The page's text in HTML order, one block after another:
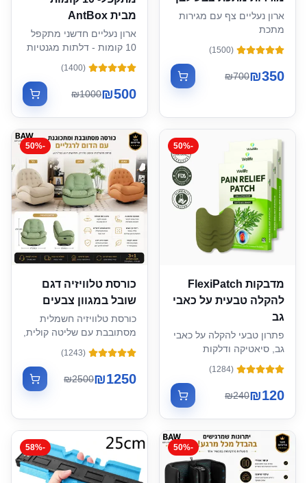
ארון נעליים צף עם מגירות
מתכת
(
1500
)
₪350
₪700
מבית AntBox
ארון נעליים חדשני מתקפל
10 קומות - דלתות מגנטיות
מחזיק 90 ק"ג
(
1400
)
₪500
₪1000
-
50%
מדבקות FlexiPatch
להקלה טבעית על כאבי
גב
פתרון טבעי להקלה על כאבי
גב, סיאטיקה ודלקות
במפרקי עמוד השדרה – ללא
משחות, ללא כדורים וללא
טיפולים פולשניים.
(
1284
)
₪120
₪240
-
50%
כורסת טלוויזיה דגם
שובל במגוון צבעים
כורסת טלוויזיה חשמלית
מסתובבת עם שליטה קולית,
USB וסיבוב 270°
(
1243
)
₪1250
₪2500
-
50%
-
58%